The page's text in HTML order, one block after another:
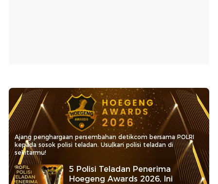
Ajang penghargaan persembahan detikcom bersama POLRI
kepada sosok polisi teladan. Usulkan polisi teladan di
sekitarmu!
5 Polisi Teladan Penerima
Hoegeng Awards 2026, Ini